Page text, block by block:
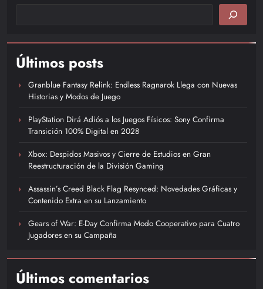
Últimos posts
Granblue Fantasy Relink: Endless Ragnarok Llega con Nuevas
Historias y Modos de Juego
PlayStation Dirá Adiós a los Juegos Físicos: Sony Confirma
Transición 100% Digital en 2028
Xbox: Despidos Masivos y Cierre de Estudios en Gran
Reestructuración de la División Gaming
Assassin’s Creed Black Flag Resynced: Novedades Gráficas y
Contenido Extra en su Lanzamiento
Gears of War: E-Day Confirma Modo Cooperativo para Cuatro
Jugadores en su Campaña
Últimos comentarios